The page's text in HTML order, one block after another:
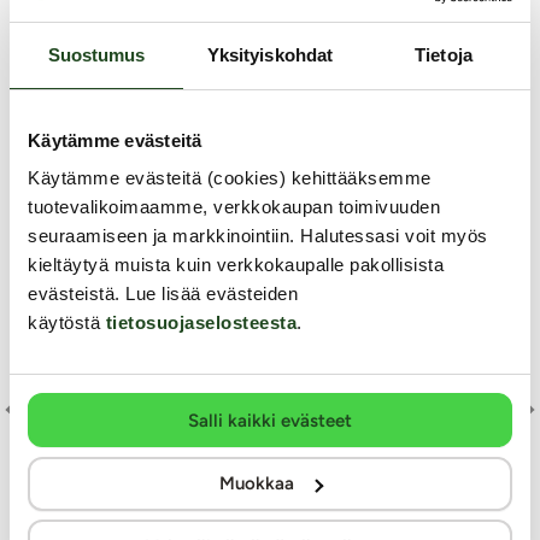
Suostumus Yksityiskohdat Tietoja
Käytämme evästeitä
Käytämme evästeitä (cookies) kehittääksemme
tuotevalikoimaamme, verkkokaupan toimivuuden
seuraamiseen ja markkinointiin. Halutessasi voit myös
kieltäytyä muista kuin verkkokaupalle pakollisista
evästeistä. Lue lisää evästeiden
käytöstä tietosuojaselosteesta.
Salli kaikki evästeet
Muokkaa
Ouch
Silhouette - Lätkä
Ouch
Luxury - Kaulapanta ja